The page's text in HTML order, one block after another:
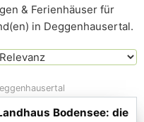
& Ferienhäuser für
in Deggenhausertal.
Bodensee: die